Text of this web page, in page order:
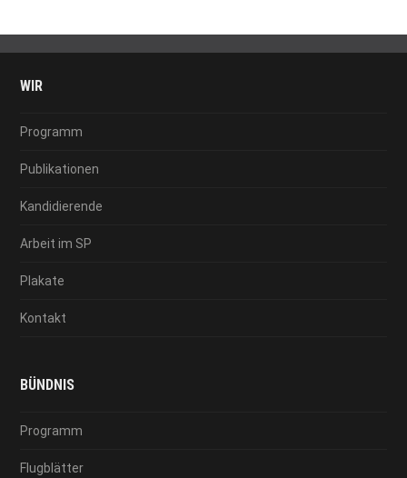
WIR
Programm
Publikationen
Kandidierende
Arbeit im SP
Plakate
Kontakt
BÜNDNIS
Programm
Flugblätter